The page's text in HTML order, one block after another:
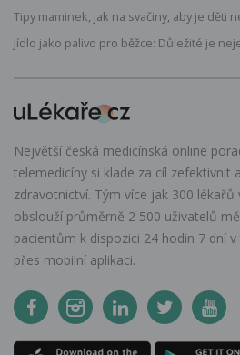
Tipy maminek, jak na svačiny, aby je děti
Jídlo jako palivo pro běžce: Důležité je
Největší česká medicínská online
telemedicíny si klade za cíl zefektivnit
zdravotnictví. Tým více jak 300
obslouží průměrně 2 500 uživatelů
pacientům k dispozici 24 hodin 7 dní
přes mobilní aplikaci.